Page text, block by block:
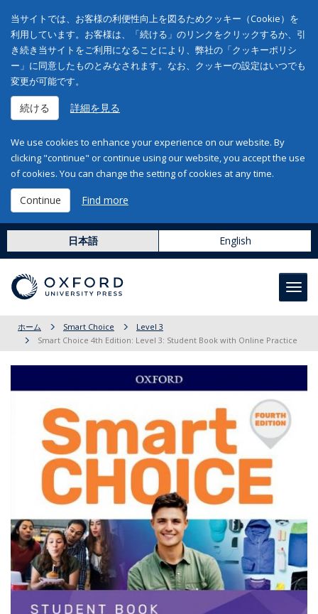
当サイトでは、お客様の利便性向上を図るためクッキー（Cookie）を
利用しています。お客様は、「続ける」のリンクをクリックするか、引
き続き当サイトをご利用になることにより、弊社の「クッキーポリシ
ー」に同意したものとみなされます。なお、クッキーの設定はいつでも
変更が可能です。
続ける 詳細を見る
We use cookies to enhance your experience on our website. By
clicking "continue" or continue using our website, you accept the use
of cookies. You can change the setting of cookies at any time.
Continue Find more
日本語 English
ホーム Smart Choice
Level 3
Smart Choice 4th Edition: Level 3: Student Book with Online Practice